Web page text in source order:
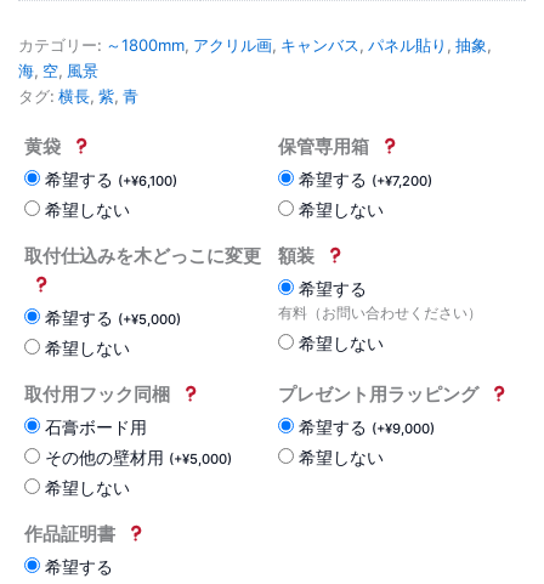
カテゴリー: ～1800mm, アクリル画, キャンバス, パネル貼り , 抽象,
海, 空, 風景
タグ: 横長, 紫, 青
黄袋
希望する (+¥6,100)
希望しない
保管専用箱
希望する (+¥7,200)
希望しない
取付仕込みを木どっこに変更
希望する (+¥5,000)
希望しない
額装
希望する
有料（お問い合わせください）
希望しない
取付用フック同梱
石膏ボード用
その他の壁材用 (+¥5,000)
希望しない
プレゼント用ラッピング
希望する (+¥9,000)
希望しない
作品証明書
希望する